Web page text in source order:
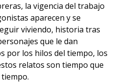
la vigencia del trabajo
aparecen y se
viviendo, historia tras
que le dan
por los hilos del tiempo, los
relatos son tiempo que
tiempo.